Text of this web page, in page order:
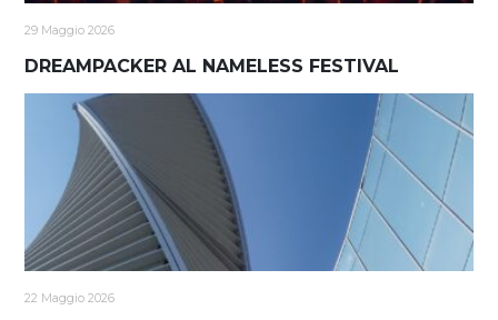
29 Maggio 2026
DREAMPACKER AL NAMELESS FESTIVAL
22 Maggio 2026